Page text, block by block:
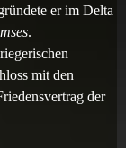
er im Delta
.
mit den
der